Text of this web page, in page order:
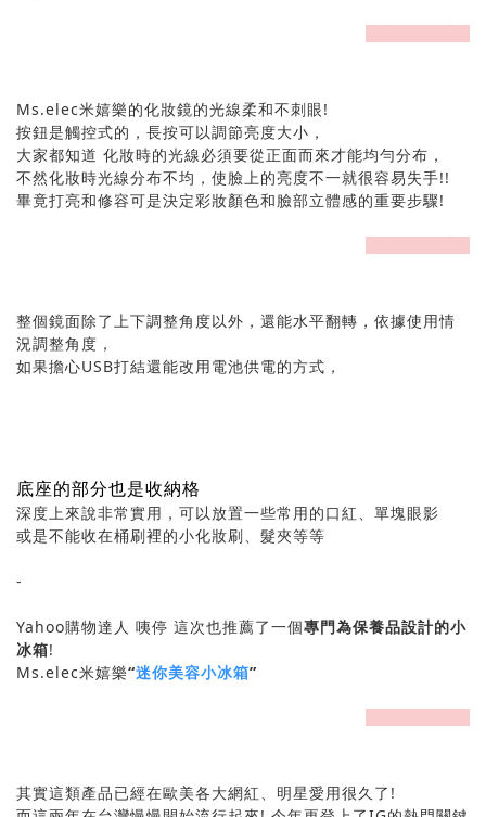
Ms.elec米嬉樂的化妝鏡的光線柔和不刺眼!
按鈕是觸控式的，長按可以調節亮度大小，
大家都知道 化妝時的光線必須要從正面而來才能均勻分布，
不然化妝時光線分布不均，使臉上的亮度不一就很容易失手!!
畢竟打亮和修容可是決定彩妝顏色和臉部立體感的重要步驟!
整個鏡面除了上下調整角度以外，還能水平翻轉，依據使用情
況調整角度，
如果擔心USB打結還能改用電池供電的方式，
底座的部分也是收納格
深度上來說非常實用，可以放置一些常用的口紅、單塊眼影
或是不能收在桶刷裡的小化妝刷、髮夾等等
-
Yahoo購物達人 咦停 這次也推薦了一個專門為保養品設計的小
冰箱!
Ms.elec米嬉樂“迷你美容小冰箱”
其實這類產品已經在歐美各大網紅、明星愛用很久了!